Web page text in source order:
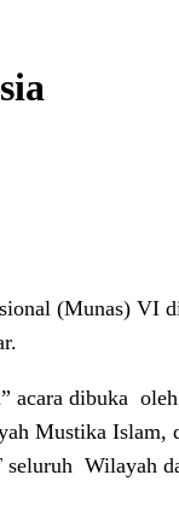
(Munas) VI
acara dibuka
Mustika Islam,
seluruh Wilayah